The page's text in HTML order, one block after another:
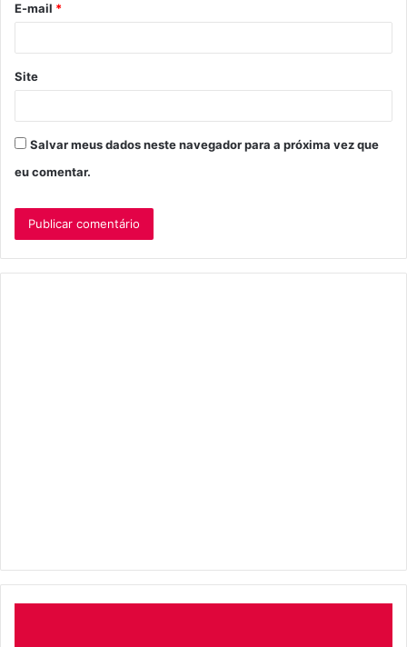
*
E-mail *
Site
Salvar meus dados neste navegador para a próxima vez que
eu comentar.